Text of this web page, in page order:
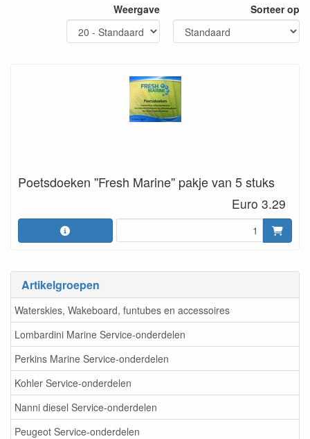
Artikelgroepen
Waterskies, Wakeboard, funtubes en accessoires
Lombardini Marine Service-onderdelen
Perkins Marine Service-onderdelen
Kohler Service-onderdelen
Nanni diesel Service-onderdelen
Peugeot Service-onderdelen
Weergave Sorteer op
Poetsdoeken ''Fresh Marine'' pakje van 5 stuks
Euro 3.29